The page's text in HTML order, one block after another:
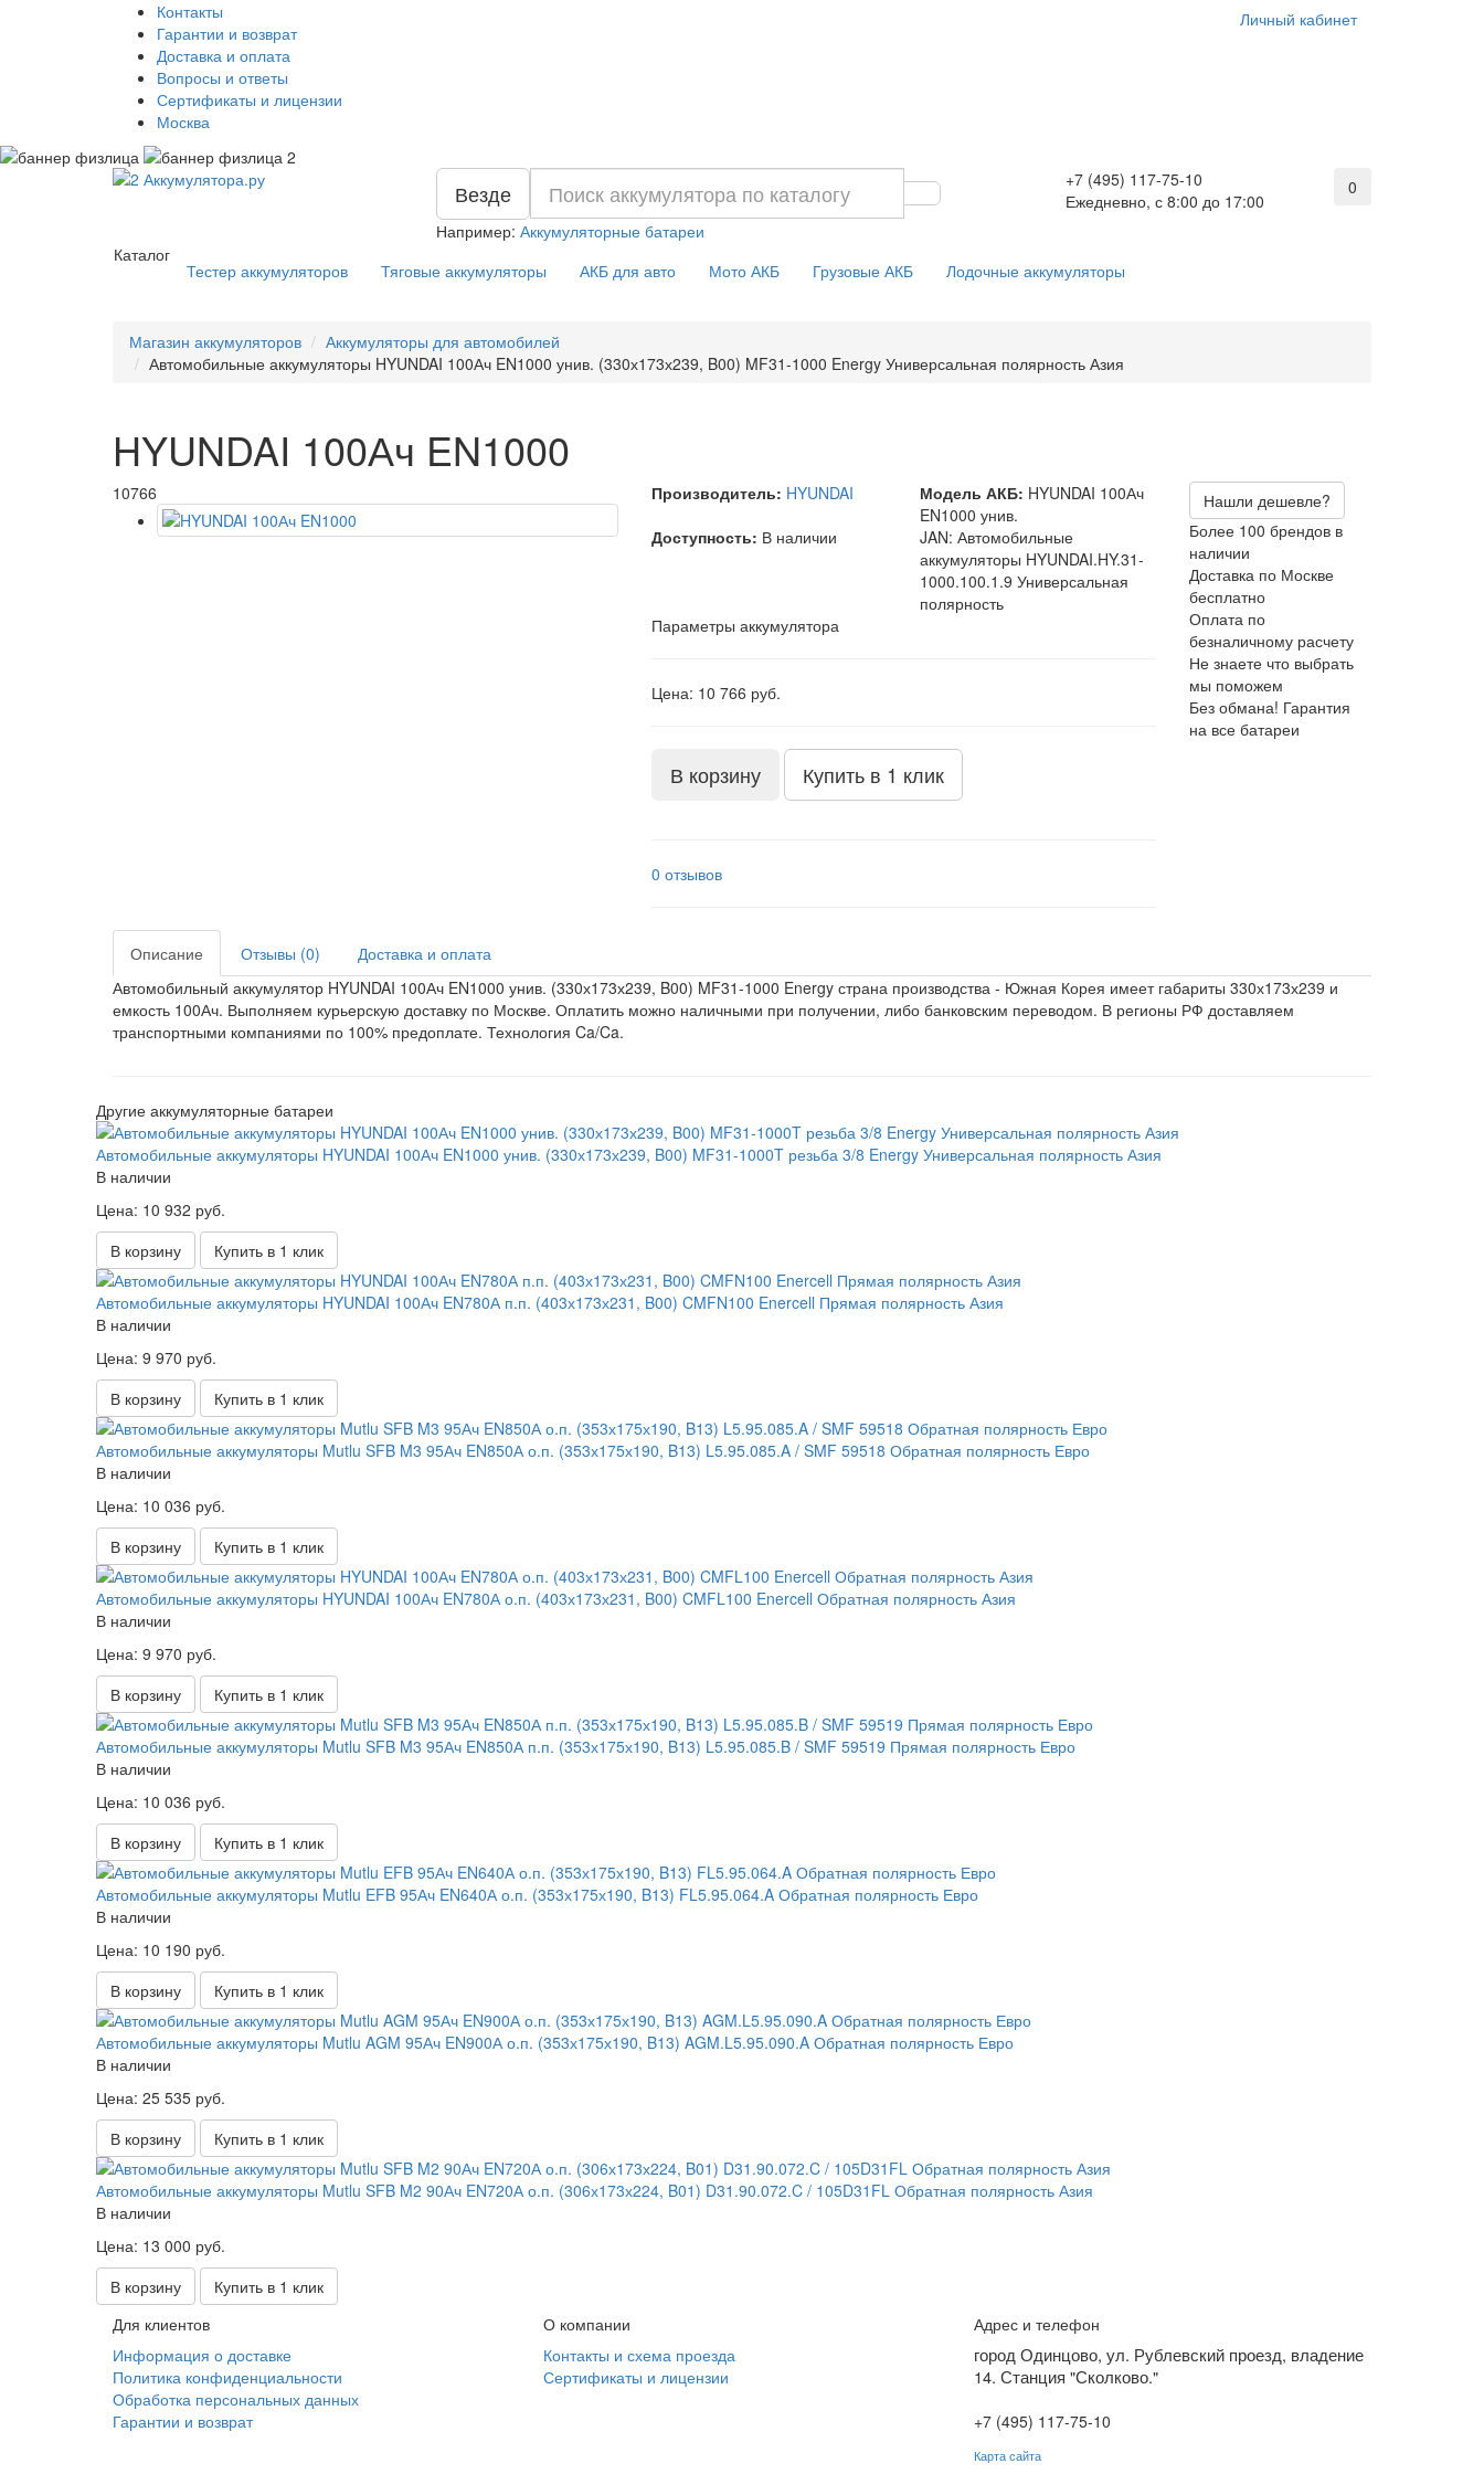
Личный кабинет
Контакты
Гарантии и возврат
Доставка и оплата
Вопросы и ответы
Сертификаты и лицензии
Москва
+7 (495) 117-75-10
Ежедневно, с 8:00 до 17:00
0
Везде
Например: Аккумуляторные батареи
Каталог
Тестер аккумуляторов Тяговые аккумуляторы АКБ для авто Мото АКБ Грузовые АКБ Лодочные аккумуляторы
Магазин аккумуляторов
Аккумуляторы для автомобилей
Автомобильные аккумуляторы HYUNDAI 100Ач EN1000 унив. (330х173х239, B00) MF31-1000 Energy Универсальная полярность Азия
HYUNDAI 100Ач EN1000
10766 Производитель: HYUNDAI Модель АКБ: HYUNDAI 100Ач
EN1000 унив.
Доступность: В наличии
JAN: Автомобильные
аккумуляторы HYUNDAI.HY.31-
1000.100.1.9 Универсальная
полярность
Параметры аккумулятора
Цена: 10 766 руб.
В корзину Купить в 1 клик
0 отзывов
Нашли дешевле?
Более 100 брендов в
наличии
Доставка по Москве
бесплатно
Оплата по
безналичному расчету
Не знаете что выбрать
мы поможем
Без обмана! Гарантия
на все батареи
Описание Отзывы (0)
Доставка и оплата
Автомобильный аккумулятор HYUNDAI 100Ач EN1000 унив. (330х173х239, B00) MF31-1000 Energy страна производства - Южная Корея имеет габариты 330х173х239 и
емкость 100Ач. Выполняем курьерскую доставку по Москве. Оплатить можно наличными при получении, либо банковским переводом. В регионы РФ доставляем
транспортными компаниями по 100% предоплате. Технология Ca/Ca.
Другие аккумуляторные батареи
Автомобильные аккумуляторы HYUNDAI 100Ач EN1000 унив. (330х173х239, B00) MF31-1000T резьба 3/8 Energy Универсальная полярность Азия
В наличии
Цена: 10 932 руб.
В корзину
Купить в 1 клик
Автомобильные аккумуляторы HYUNDAI 100Ач EN780А п.п. (403х173х231, B00) CMFN100 Enercell Прямая полярность Азия
В наличии
Цена: 9 970 руб.
В корзину
Купить в 1 клик
Автомобильные аккумуляторы Mutlu SFB M3 95Ач EN850А о.п. (353х175х190, B13) L5.95.085.A / SMF 59518 Обратная полярность Евро
В наличии
Цена: 10 036 руб.
В корзину
Купить в 1 клик
Автомобильные аккумуляторы HYUNDAI 100Ач EN780А о.п. (403х173х231, B00) CMFL100 Enercell Обратная полярность Азия
В наличии
Цена: 9 970 руб.
В корзину
Купить в 1 клик
Автомобильные аккумуляторы Mutlu SFB M3 95Ач EN850А п.п. (353х175х190, B13) L5.95.085.B / SMF 59519 Прямая полярность Евро
В наличии
Цена: 10 036 руб.
В корзину
Купить в 1 клик
Автомобильные аккумуляторы Mutlu EFB 95Ач EN640А о.п. (353х175х190, B13) FL5.95.064.A Обратная полярность Евро
В наличии
Цена: 10 190 руб.
В корзину
Купить в 1 клик
Автомобильные аккумуляторы Mutlu AGM 95Ач EN900А о.п. (353х175х190, B13) AGM.L5.95.090.A Обратная полярность Евро
В наличии
Цена: 25 535 руб.
В корзину
Купить в 1 клик
Автомобильные аккумуляторы Mutlu SFB M2 90Ач EN720А о.п. (306х173х224, B01) D31.90.072.C / 105D31FL Обратная полярность Азия
В наличии
Цена: 13 000 руб.
В корзину
Купить в 1 клик
Для клиентов
Информация о доставке
Политика конфиденциальности
Обработка персональных данных
Гарантии и возврат
О компании
Контакты и схема проезда
Сертификаты и лицензии
Адрес и телефон
город Одинцово, ул. Рублевский проезд, владение
14. Станция "Сколково."
+7 (495) 117-75-10
Карта сайта